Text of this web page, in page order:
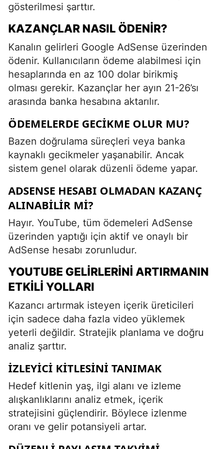
gösterilmesi şarttır.
KAZANÇLAR NASIL ÖDENIR?
Kanalın gelirleri Google AdSense üzerinden
ödenir. Kullanıcıların ödeme alabilmesi için
hesaplarında en az 100 dolar birikmiş
olması gerekir. Kazançlar her ayın 21-26’sı
arasında banka hesabına aktarılır.
ÖDEMELERDE GECIKME OLUR MU?
Bazen doğrulama süreçleri veya banka
kaynaklı gecikmeler yaşanabilir. Ancak
sistem genel olarak düzenli ödeme yapar.
ADSENSE HESABI OLMADAN KAZANÇ
ALINABILIR MI?
Hayır. YouTube, tüm ödemeleri AdSense
üzerinden yaptığı için aktif ve onaylı bir
AdSense hesabı zorunludur.
YOUTUBE GELIRLERINI ARTIRMANIN
ETKILI YOLLARI
Kazancı artırmak isteyen içerik üreticileri
için sadece daha fazla video yüklemek
yeterli değildir. Stratejik planlama ve doğru
analiz şarttır.
İZLEYICI KITLESINI TANIMAK
Hedef kitlenin yaş, ilgi alanı ve izleme
alışkanlıklarını analiz etmek, içerik
stratejisini güçlendirir. Böylece izlenme
oranı ve gelir potansiyeli artar.